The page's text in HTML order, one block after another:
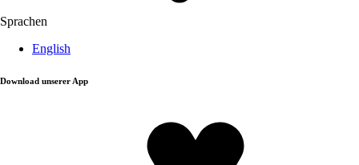
Sprachen
English
Download unserer App